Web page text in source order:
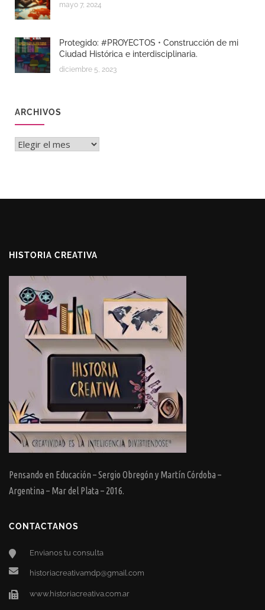
mayo 7, 2024
Protegido: #PROYECTOS • Construcción de mi
Ciudad Histórica e interdisciplinaria.
diciembre 5, 2023
ARCHIVOS
Archivos
HISTORIA CREATIVA
Pensando en Educación – Sergio Obregón y Martín Córdoba –
Argentina – Mar del Plata – 2016.
CONTACTANOS
Envianos tu consulta
historiacreativamdp@gmail.com
www.historiacreativa.com.ar